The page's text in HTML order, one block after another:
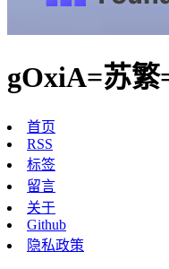
gOxiA=苏繁
首页
RSS
标签
留言
关于
Github
隐私政策